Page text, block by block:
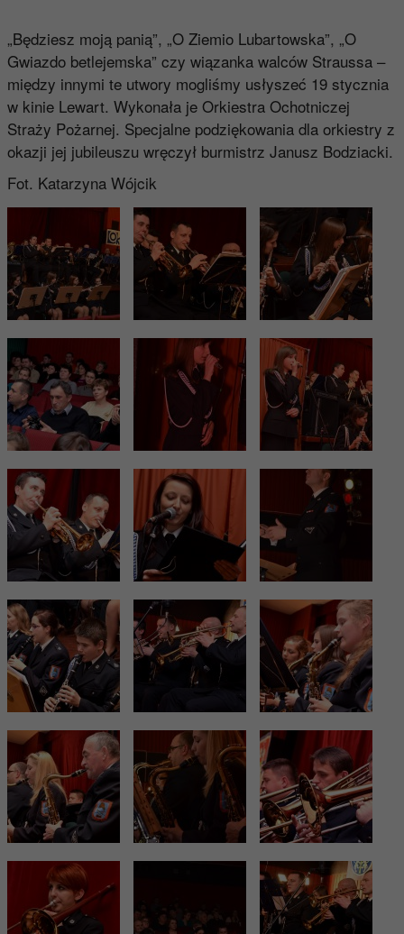
„Będziesz moją panią”, „O Ziemio Lubartowska”, „O
Gwiazdo betlejemska” czy wiązanka walców Straussa –
między innymi te utwory mogliśmy usłyszeć 19 stycznia
w kinie Lewart. Wykonała je Orkiestra Ochotniczej
Straży Pożarnej. Specjalne podziękowania dla orkiestry z
okazji jej jubileuszu wręczył burmistrz Janusz Bodziacki.
Fot. Katarzyna Wójcik